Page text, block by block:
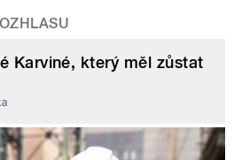
Karviné, který měl zůstat